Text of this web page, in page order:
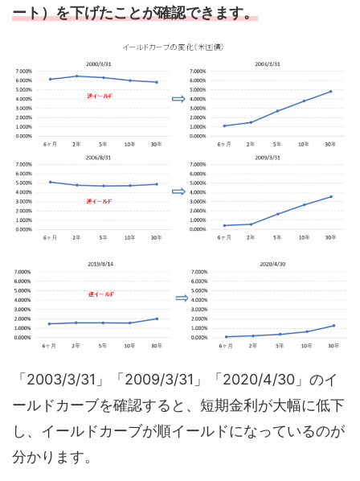
ート）を下げたことが確認できます。
「2003/3/31」「2009/3/31」「2020/4/30」のイ
ールドカーブを確認すると、短期金利が大幅に低下
し、イールドカーブが順イールドになっているのが
分かります。